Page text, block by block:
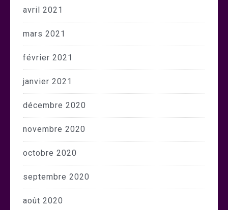
avril 2021
mars 2021
février 2021
janvier 2021
décembre 2020
novembre 2020
octobre 2020
septembre 2020
août 2020